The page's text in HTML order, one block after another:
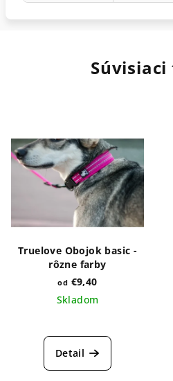
Truelove Obojok basic -
rôzne farby
od €9,40
Skladom
Detail